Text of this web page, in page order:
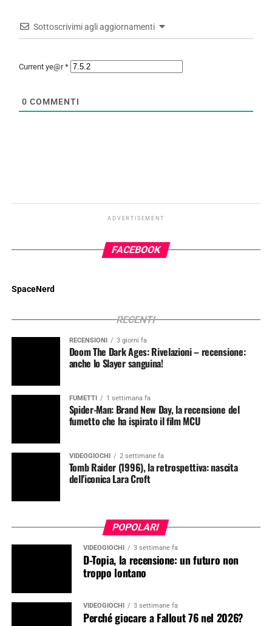
Sottoscrivimi agli aggiornamenti
Current ye@r*
0 COMMENTI
ADVERTISEMENT
FACEBOOK
SpaceNerd
RECENTI
RECENSIONI 3 giorni fa
Doom The Dark Ages: Rivelazioni – recensione:
anche lo Slayer sanguina!
FUMETTI 1 settimana fa
Spider-Man: Brand New Day, la recensione del
fumetto che ha ispirato il film MCU
VIDEOGIOCHI 2 settimane fa
Tomb Raider (1996), la retrospettiva: nascita
dell’iconica Lara Croft
POPOLARI
VIDEOGIOCHI 3 settimane fa
D-Topia, la recensione: un futuro non
troppo lontano
VIDEOGIOCHI 3 settimane fa
Perché giocare a Fallout 76 nel 2026?